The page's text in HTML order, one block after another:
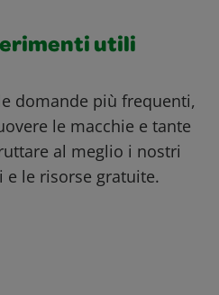
utili
domande più frequenti,
le macchie e tante
al meglio i nostri
le risorse gratuite.